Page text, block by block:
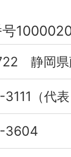
号
静岡県
（代
3604